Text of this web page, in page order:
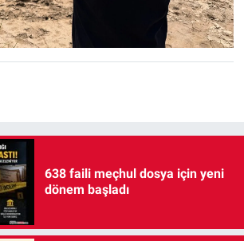
638 faili meçhul dosya için yeni
dönem başladı